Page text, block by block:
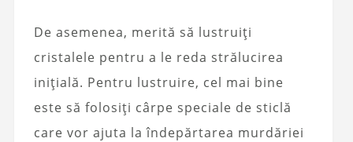
De asemenea, merită să lustruiți
cristalele pentru a le reda strălucirea
inițială. Pentru lustruire, cel mai bine
este să folosiți cârpe speciale de sticlă
care vor ajuta la îndepărtarea murdăriei